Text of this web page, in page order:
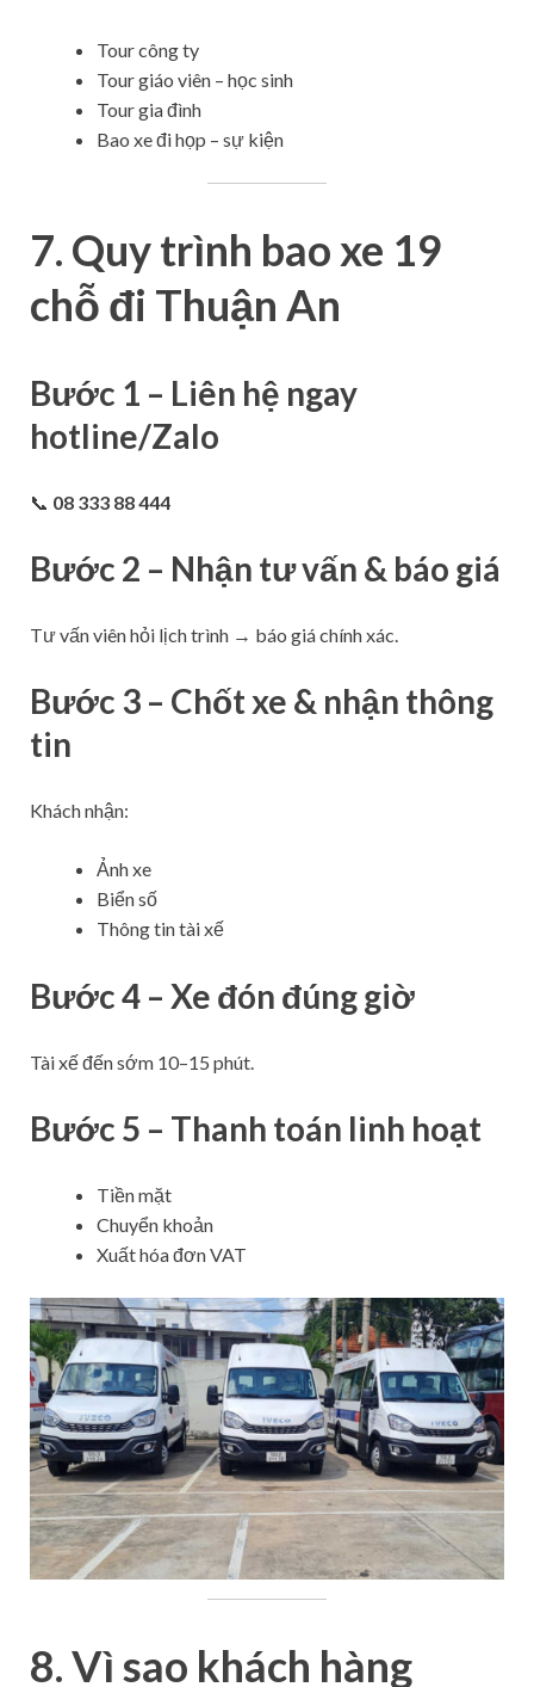
Tour công ty
Tour giáo viên – học sinh
Tour gia đình
Bao xe đi họp – sự kiện
7. Quy trình bao xe 19
chỗ đi Thuận An
Bước 1 – Liên hệ ngay
hotline/Zalo
📞 08 333 88 444
Bước 2 – Nhận tư vấn & báo giá
Tư vấn viên hỏi lịch trình → báo giá chính xác.
Bước 3 – Chốt xe & nhận thông
tin
Khách nhận:
Ảnh xe
Biển số
Thông tin tài xế
Bước 4 – Xe đón đúng giờ
Tài xế đến sớm 10–15 phút.
Bước 5 – Thanh toán linh hoạt
Tiền mặt
Chuyển khoản
Xuất hóa đơn VAT
8. Vì sao khách hàng